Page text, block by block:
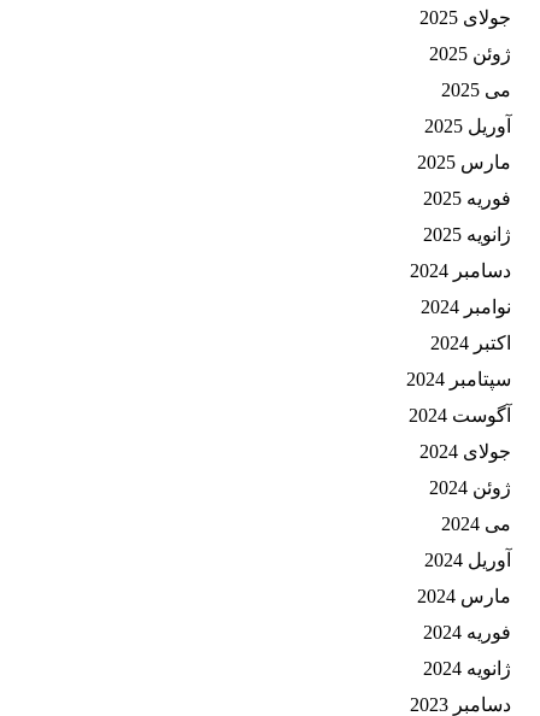
جولای 2025
ژوئن 2025
می 2025
آوریل 2025
مارس 2025
فوریه 2025
ژانویه 2025
دسامبر 2024
نوامبر 2024
اکتبر 2024
سپتامبر 2024
آگوست 2024
جولای 2024
ژوئن 2024
می 2024
آوریل 2024
مارس 2024
فوریه 2024
ژانویه 2024
دسامبر 2023